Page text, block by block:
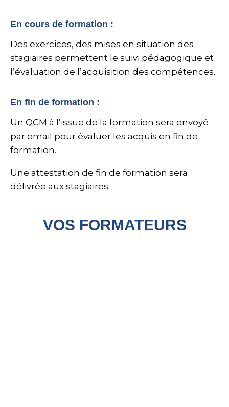
En cours de formation :
Des exercices, des mises en situation des
stagiaires permettent le suivi pédagogique et
l’évaluation de l’acquisition des compétences.
En fin de formation :
Un QCM à l’issue de la formation sera envoyé
par email pour évaluer les acquis en fin de
formation.
Une attestation de fin de formation sera
délivrée aux stagiaires.
VOS FORMATEURS